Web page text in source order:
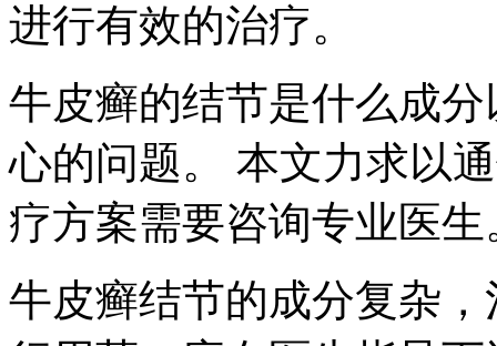
进行有效的治疗。
牛皮癣的结节是什么成
心的问题。 本文力求以
疗方案需要咨询专业医生
牛皮癣结节的成分复杂